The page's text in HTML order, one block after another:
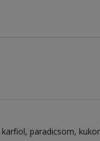
karfiol paradicsom